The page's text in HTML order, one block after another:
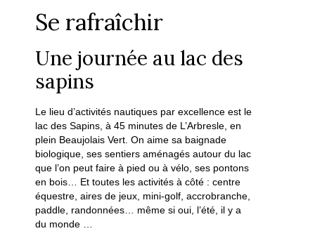
Se rafraîchir
Une journée au lac des
sapins
Le lieu d’activités nautiques par excellence est le
lac des Sapins, à 45 minutes de L’Arbresle, en
plein Beaujolais Vert. On aime sa baignade
biologique, ses sentiers aménagés autour du lac
que l’on peut faire à pied ou à vélo, ses pontons
en bois… Et toutes les activités à côté : centre
équestre, aires de jeux, mini-golf, accrobranche,
paddle, randonnées… même si oui, l’été, il y a
du monde …